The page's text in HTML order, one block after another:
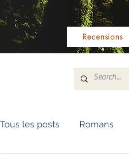
Recensions
Tous les posts Romans